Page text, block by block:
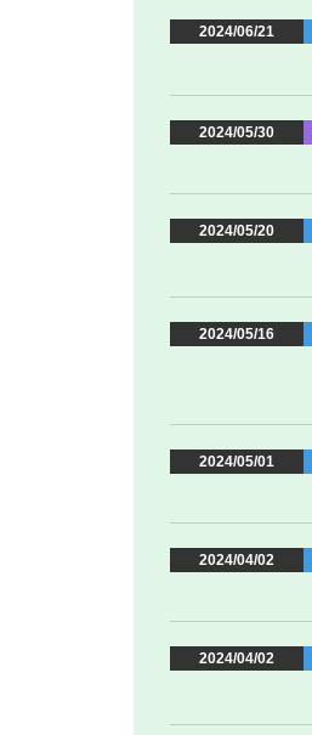
2024/06/21
2024/05/30
2024/05/20
2024/05/16
2024/05/01
2024/04/02
2024/04/02